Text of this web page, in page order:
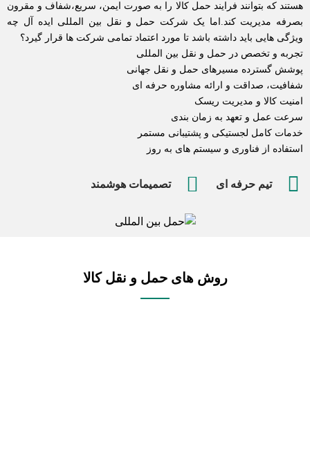
هستند که بتوانند فرایند حمل کالا را به صورت ایمن، سریع،شفاف و مقرون
بصرفه مدیریت کند.اما یک شرکت حمل و نقل بین المللی ایده آل چه
ویژگی هایی باید داشته باشد تا مورد اعتماد تمامی شرکت ها قرار گیرد؟
تجربه و تخصص در حمل و نقل بین المللی
پوشش گسترده مسیرهای حمل و نقل جهانی
شفافیت، صداقت و ارائه مشاوره حرفه ای
امنیت کالا و مدیریت ریسک
سرعت عمل و تعهد به زمان بندی
خدمات کامل لجستیکی و پشتیبانی مستمر
استفاده از فناوری و سیستم های به روز
تیم حرفه ای تصمیمات هوشمند
روش های حمل و نقل کالا